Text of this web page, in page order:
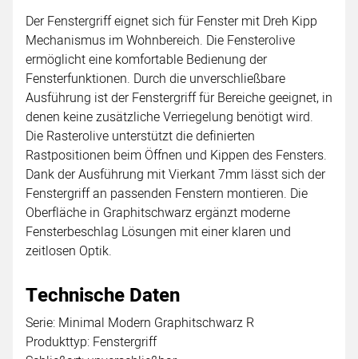
Der Fenstergriff eignet sich für Fenster mit Dreh Kipp
Mechanismus im Wohnbereich. Die Fensterolive
ermöglicht eine komfortable Bedienung der
Fensterfunktionen. Durch die unverschließbare
Ausführung ist der Fenstergriff für Bereiche geeignet, in
denen keine zusätzliche Verriegelung benötigt wird.
Die Rasterolive unterstützt die definierten
Rastpositionen beim Öffnen und Kippen des Fensters.
Dank der Ausführung mit Vierkant 7mm lässt sich der
Fenstergriff an passenden Fenstern montieren. Die
Oberfläche in Graphitschwarz ergänzt moderne
Fensterbeschlag Lösungen mit einer klaren und
zeitlosen Optik.
Technische Daten
Serie: Minimal Modern Graphitschwarz R
Produkttyp: Fenstergriff